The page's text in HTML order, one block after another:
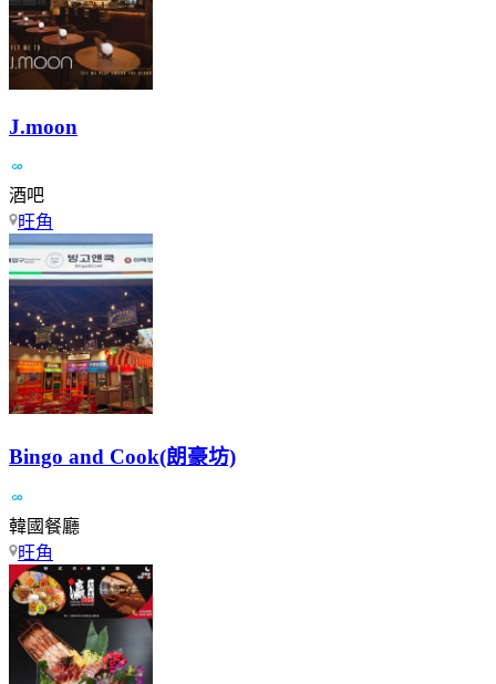
J.moon
酒吧
旺角
Bingo and Cook(朗豪坊)
韓國餐廳
旺角